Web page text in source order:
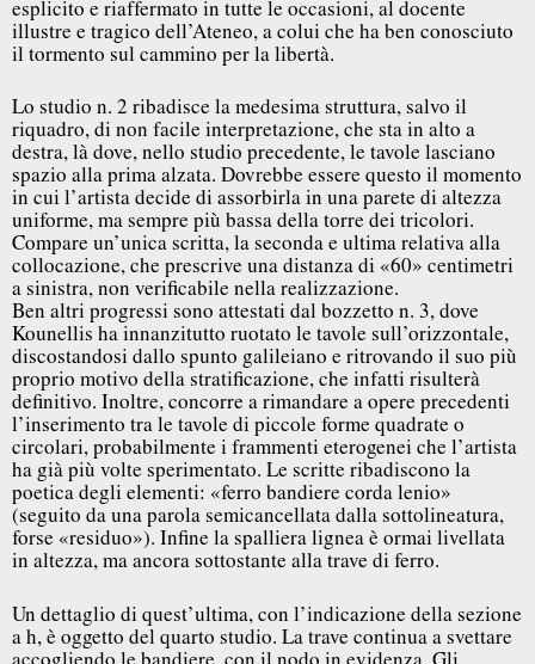
esplicito e riaffermato in tutte le occasioni, al docente
illustre e tragico dell’Ateneo, a colui che ha ben conosciuto
il tormento sul cammino per la libertà.
Lo studio n. 2 ribadisce la medesima struttura, salvo il
riquadro, di non facile interpretazione, che sta in alto a
destra, là dove, nello studio precedente, le tavole lasciano
spazio alla prima alzata. Dovrebbe essere questo il momento
in cui l’artista decide di assorbirla in una parete di altezza
uniforme, ma sempre più bassa della torre dei tricolori.
Compare un’unica scritta, la seconda e ultima relativa alla
collocazione, che prescrive una distanza di «60» centimetri
a sinistra, non verificabile nella realizzazione.
Ben altri progressi sono attestati dal bozzetto n. 3, dove
Kounellis ha innanzitutto ruotato le tavole sull’orizzontale,
discostandosi dallo spunto galileiano e ritrovando il suo più
proprio motivo della stratificazione, che infatti risulterà
definitivo. Inoltre, concorre a rimandare a opere precedenti
l’inserimento tra le tavole di piccole forme quadrate o
circolari, probabilmente i frammenti eterogenei che l’artista
ha già più volte sperimentato. Le scritte ribadiscono la
poetica degli elementi: «ferro bandiere corda lenio»
(seguito da una parola semicancellata dalla sottolineatura,
forse «residuo»). Infine la spalliera lignea è ormai livellata
in altezza, ma ancora sottostante alla trave di ferro.
Un dettaglio di quest’ultima, con l’indicazione della sezione
a h, è oggetto del quarto studio. La trave continua a svettare